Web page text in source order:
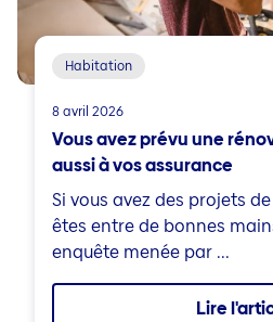
Habitation
8 avril 2026
Vous avez prévu une
aussi à vos assurance
Si vous avez des projets
êtes entre de bonnes
enquête menée par ...
Lire